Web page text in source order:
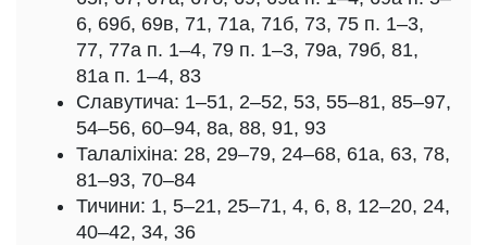
6, 69б, 69в, 71, 71а, 71б, 73, 75 п. 1–3,
77, 77а п. 1–4, 79 п. 1–3, 79а, 79б, 81,
81а п. 1–4, 83
Славутича: 1–51, 2–52, 53, 55–81, 85–97,
54–56, 60–94, 8а, 88, 91, 93
Талаліхіна: 28, 29–79, 24–68, 61а, 63, 78,
81–93, 70–84
Тичини: 1, 5–21, 25–71, 4, 6, 8, 12–20, 24,
40–42, 34, 36